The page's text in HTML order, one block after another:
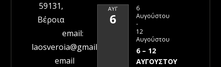
59131,
Βέροια
email:
laosveroia@gmail.com
email
ΑΥΓ
6
6
Αυγούστου
-
12
Αυγούστου
6 – 12
ΑΥΓΟΥΣΤΟΥ